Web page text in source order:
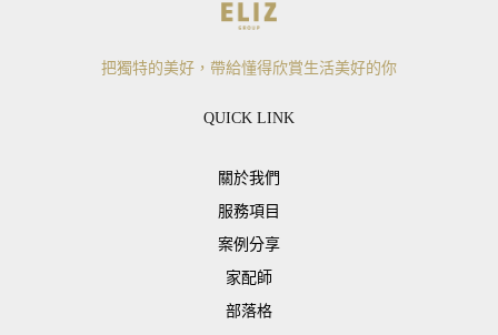
把獨特的美好，帶給懂得欣賞生活美好的你
QUICK LINK
關於我們
服務項目
案例分享
家配師
部落格